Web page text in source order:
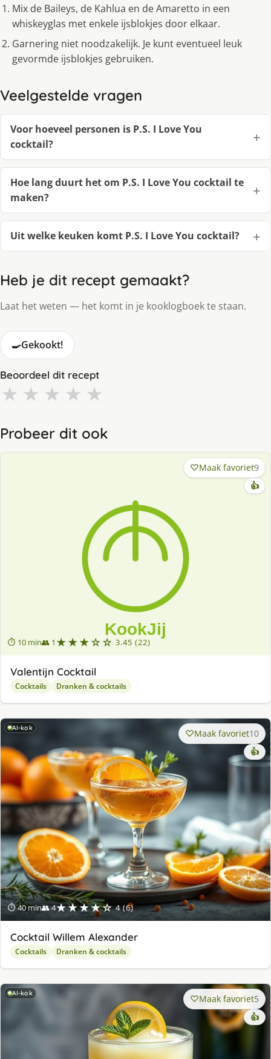
Mix de Baileys, de Kahlua en de Amaretto in een
whiskeyglas met enkele ijsblokjes door elkaar.
Garnering niet noodzakelijk. Je kunt eventueel leuk
gevormde ijsblokjes gebruiken.
Veelgestelde vragen
Voor hoeveel personen is P.S. I Love You
cocktail?
Hoe lang duurt het om P.S. I Love You cocktail te
maken?
Uit welke keuken komt P.S. I Love You cocktail?
Heb je dit recept gemaakt?
Laat het weten — het komt in je kooklogboek te staan.
🍳Gekookt!
Beoordeel dit recept
★ ★ ★ ★ ★
Probeer dit ook
⏱ 10 min👥 1 ★★★☆☆ 3.45 (22)
Maak favoriet9
👍
Valentijn Cocktail
Cocktails Dranken & cocktails
AI-kok
⏱ 40 min👥 4★★★★☆ 4 (6)
Maak favoriet10
👍
Cocktail Willem Alexander
Cocktails Dranken & cocktails
AI-kok Maak favoriet5
👍